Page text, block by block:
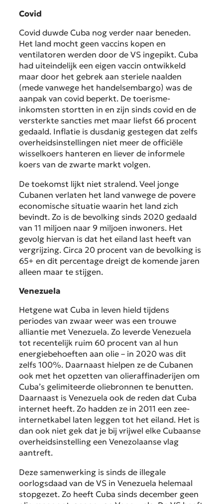
Covid
Covid duwde Cuba nog verder naar beneden.
Het land mocht geen vaccins kopen en
ventilatoren werden door de VS ingepikt. Cuba
had uiteindelijk een eigen vaccin ontwikkeld
maar door het gebrek aan steriele naalden
(mede vanwege het handelsembargo) was de
aanpak van covid beperkt. De toerisme-
inkomsten stortten in en zijn sinds covid en de
versterkte sancties met maar liefst 66 procent
gedaald. Inflatie is dusdanig gestegen dat zelfs
overheidsinstellingen niet meer de officiële
wisselkoers hanteren en liever de informele
koers van de zwarte markt volgen.
De toekomst lijkt niet stralend. Veel jonge
Cubanen verlaten het land vanwege de povere
economische situatie waarin het land zich
bevindt. Zo is de bevolking sinds 2020 gedaald
van 11 miljoen naar 9 miljoen inwoners. Het
gevolg hiervan is dat het eiland last heeft van
vergrijzing. Circa 20 procent van de bevolking is
65+ en dit percentage dreigt de komende jaren
alleen maar te stijgen.
Venezuela
Hetgene wat Cuba in leven hield tijdens
periodes van zwaar weer was een trouwe
alliantie met Venezuela. Zo leverde Venezuela
tot recentelijk ruim 60 procent van al hun
energiebehoeften aan olie – in 2020 was dit
zelfs 100%. Daarnaast hielpen ze de Cubanen
ook met het opzetten van olieraffinaderijen om
Cuba’s gelimiteerde oliebronnen te benutten.
Daarnaast is Venezuela ook de reden dat Cuba
internet heeft. Zo hadden ze in 2011 een zee-
internetkabel laten leggen tot het eiland. Het is
dan ook niet gek dat je bij vrijwel elke Cubaanse
overheidsinstelling een Venezolaanse vlag
aantreft.
Deze samenwerking is sinds de illegale
oorlogsdaad van de VS in Venezuela helemaal
stopgezet. Zo heeft Cuba sinds december geen